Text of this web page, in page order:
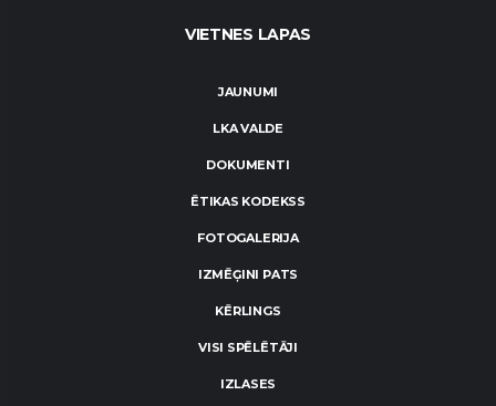
VIETNES LAPAS
JAUNUMI
LKA VALDE
DOKUMENTI
ĒTIKAS KODEKSS
FOTOGALERIJA
IZMĒĢINI PATS
KĒRLINGS
VISI SPĒLĒTĀJI
IZLASES